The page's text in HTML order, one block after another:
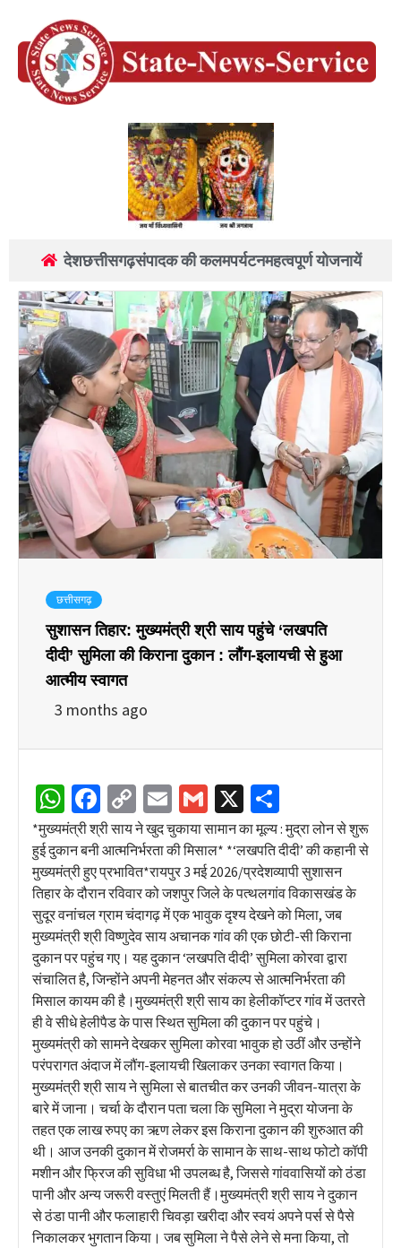
देशछत्तीसगढ़संपादक की कलमपर्यटनमहत्वपूर्ण योजनायें
छत्तीसगढ़
सुशासन तिहार: मुख्यमंत्री श्री साय पहुंचे ‘लखपति
दीदी’ सुमिला की किराना दुकान : लौंग-इलायची से हुआ
आत्मीय स्वागत
3 months ago
WhatsApp
Facebook
Copy
Link
EmailGmail
X
*मुख्यमंत्री श्री साय ने खुद चुकाया सामान का मूल्य : मुद्रा लोन से शुरू
हुई दुकान बनी आत्मनिर्भरता की मिसाल* *‘लखपति दीदी’ की कहानी से
मुख्यमंत्री हुए प्रभावित*रायपुर 3 मई 2026/प्रदेशव्यापी सुशासन
तिहार के दौरान रविवार को जशपुर जिले के पत्थलगांव विकासखंड के
सुदूर वनांचल ग्राम चंदागढ़ में एक भावुक दृश्य देखने को मिला, जब
मुख्यमंत्री श्री विष्णुदेव साय अचानक गांव की एक छोटी-सी किराना
दुकान पर पहुंच गए। यह दुकान ‘लखपति दीदी’ सुमिला कोरवा द्वारा
संचालित है, जिन्होंने अपनी मेहनत और संकल्प से आत्मनिर्भरता की
मिसाल कायम की है।मुख्यमंत्री श्री साय का हेलीकॉप्टर गांव में उतरते
ही वे सीधे हेलीपैड के पास स्थित सुमिला की दुकान पर पहुंचे।
मुख्यमंत्री को सामने देखकर सुमिला कोरवा भावुक हो उठीं और उन्होंने
परंपरागत अंदाज में लौंग-इलायची खिलाकर उनका स्वागत किया।
मुख्यमंत्री श्री साय ने सुमिला से बातचीत कर उनकी जीवन-यात्रा के
बारे में जाना। चर्चा के दौरान पता चला कि सुमिला ने मुद्रा योजना के
तहत एक लाख रुपए का ऋण लेकर इस किराना दुकान की शुरुआत की
थी। आज उनकी दुकान में रोजमर्रा के सामान के साथ-साथ फोटो कॉपी
मशीन और फ्रिज की सुविधा भी उपलब्ध है, जिससे गांववासियों को ठंडा
पानी और अन्य जरूरी वस्तुएं मिलती हैं।मुख्यमंत्री श्री साय ने दुकान
से ठंडा पानी और फलाहारी चिवड़ा खरीदा और स्वयं अपने पर्स से पैसे
निकालकर भुगतान किया। जब सुमिला ने पैसे लेने से मना किया, तो